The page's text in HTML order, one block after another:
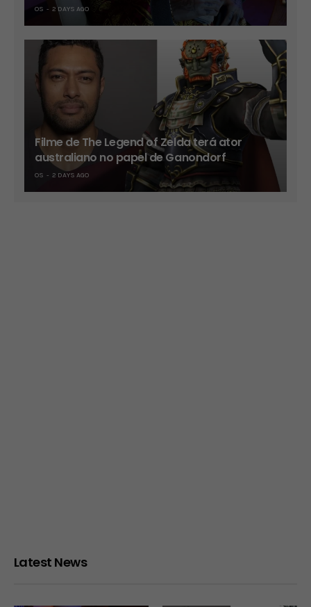
OS 2 DAYS AGO
Filme de The Legend of Zelda terá ator
australiano no papel de Ganondorf
OS 2 DAYS AGO
Latest News